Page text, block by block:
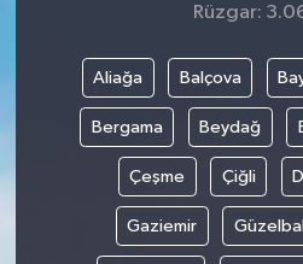
Rüzgar:
Aliağa Balçova
Bergama Beydağ
Çeşme Çiğli
Gaziemir